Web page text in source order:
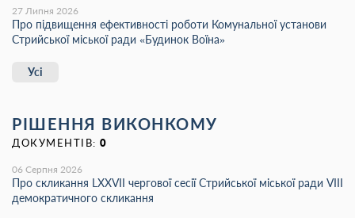
27 Липня 2026
Про підвищення ефективності роботи Комунальної установи
Стрийської міської ради «Будинок Воїна»
Усі
РІШЕННЯ ВИКОНКОМУ
ДОКУМЕНТІВ: 0
06 Серпня 2026
Про скликання LХХVІІ чергової сесії Стрийської міської ради VIII
демократичного скликання